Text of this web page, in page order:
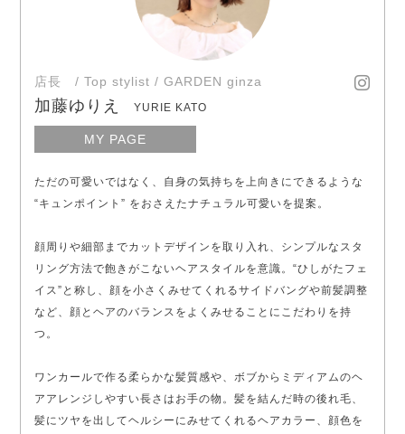
店長 / Top stylist / GARDEN ginza
加藤ゆりえ YURIE KATO
MY PAGE
ただの可愛いではなく、自身の気持ちを上向きにできるような
“キュンポイント” をおさえたナチュラル可愛いを提案。
顔周りや細部までカットデザインを取り入れ、シンプルなスタ
リング方法で飽きがこないヘアスタイルを意識。“ひしがたフェ
イス”と称し、顔を小さくみせてくれるサイドバングや前髪調整
など、顔とヘアのバランスをよくみせることにこだわりを持
つ。
ワンカールで作る柔らかな髪質感や、ボブからミディアムのヘ
アアレンジしやすい長さはお手の物。髪を結んだ時の後れ毛、
髪にツヤを出してヘルシーにみせてくれるヘアカラー、顔色を